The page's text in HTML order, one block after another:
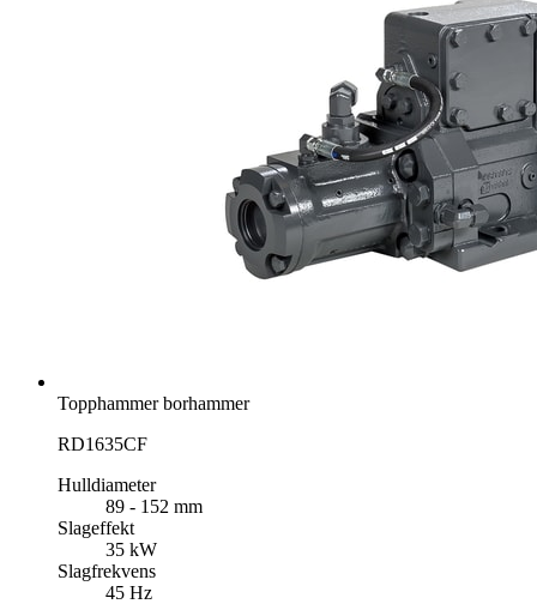
Topphammer borhammer
RD1635CF
Hulldiameter
89 - 152 mm
Slageffekt
35 kW
Slagfrekvens
45 Hz